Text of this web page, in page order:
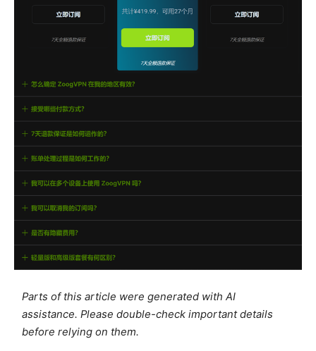
Parts of this article were generated with AI
assistance. Please double-check important details
before relying on them.